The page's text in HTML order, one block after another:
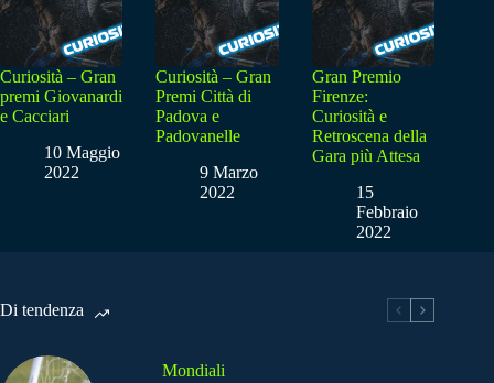
Curiosità – Gran
premi Giovanardi
e Cacciari
10 Maggio
2022
Curiosità – Gran
Premi Città di
Padova e
Padovanelle
9 Marzo
2022
Gran Premio
Firenze:
Curiosità e
Retroscena della
Gara più Attesa
15
Febbraio
2022
Di tendenza
Mondiali